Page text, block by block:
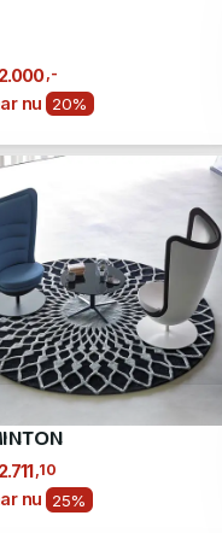
2.000,-
nu 20%
2.711 ,10
nu 25%